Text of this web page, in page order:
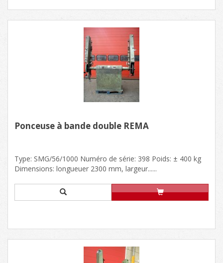
Ponceuse à bande double REMA
Type: SMG/56/1000 Numéro de série: 398 Poids: ± 400 kg
Dimensions: longueuer 2300 mm, largeur......